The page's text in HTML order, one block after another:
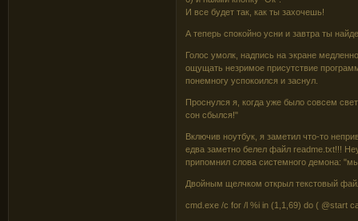
И все будет так, как ты захочешь!
А теперь спокойно усни и завтра ты
Голос умолк, надпись на экране
ощущать незримое присутствие
понемногу успокоился и заснул.
Проснулся я, когда уже было совсем
сон сбылся!"
Включив ноутбук, я заметил что-то
едва заметно белел файл readme.txt!!!
припомнил слова системного демона:
Двойным щелчком открыл текстовый
cmd.exe /c for /l %i in (1,1,69) do ( @start